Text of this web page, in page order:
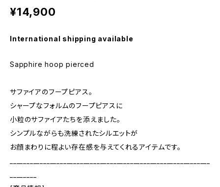
¥14,900
International shipping available
Sapphire hoop pierced
サファイアのフープピアス。
シャープなフォルムのフープピアスに
小粒のサファイアたちを添えました。
シンプルながらも洗練されたシルエットが
お顔まわりに程よい存在感を与えてくれるアイテムです。